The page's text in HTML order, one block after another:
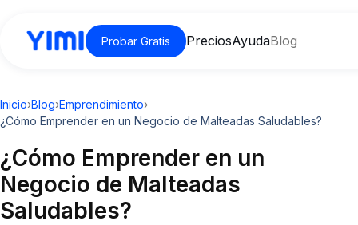
Probar Gratis PreciosAyudaBlog
Inicio›Blog›Emprendimiento›
¿Cómo Emprender en un Negocio de Malteadas Saludables?
¿Cómo Emprender en un
Negocio de Malteadas
Saludables?